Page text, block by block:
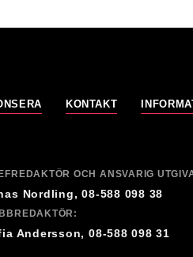
KONTAKT
OCH ANSVARIG
Nordling, 08-588 098 38
Andersson, 08-588 098 31